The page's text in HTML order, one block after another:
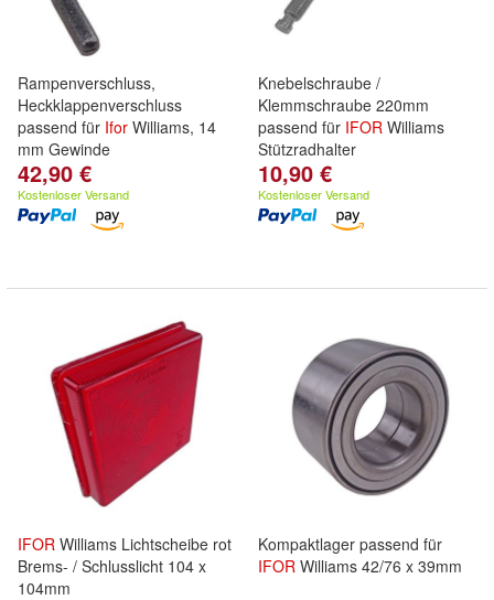
Rampenverschluss,
Heckklappenverschluss
passend für Ifor Williams, 14
mm Gewinde
42,90 €
Kostenloser Versand
Knebelschraube /
Klemmschraube 220mm
passend für IFOR Williams
Stützradhalter
10,90 €
Kostenloser Versand
IFOR Williams Lichtscheibe rot
Brems- / Schlusslicht 104 x
104mm
Kompaktlager passend für
IFOR Williams 42/76 x 39mm